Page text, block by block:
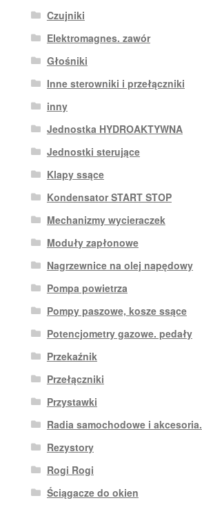
Czujniki
Elektromagnes. zawór
Głośniki
Inne sterowniki i przełączniki
inny
Jednostka HYDROAKTYWNA
Jednostki sterujące
Klapy ssące
Kondensator START STOP
Mechanizmy wycieraczek
Moduły zapłonowe
Nagrzewnice na olej napędowy
Pompa powietrza
Pompy paszowe, kosze ssące
Potencjometry gazowe. pedały
Przekaźnik
Przełączniki
Przystawki
Radia samochodowe i akcesoria.
Rezystory
Rogi Rogi
Ściągacze do okien